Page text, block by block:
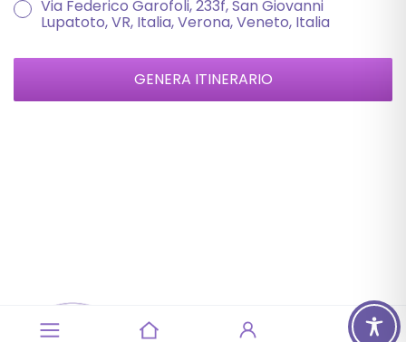
Via Federico Garofoli, 233f, San Giovanni
Lupatoto, VR, Italia, Verona, Veneto, Italia